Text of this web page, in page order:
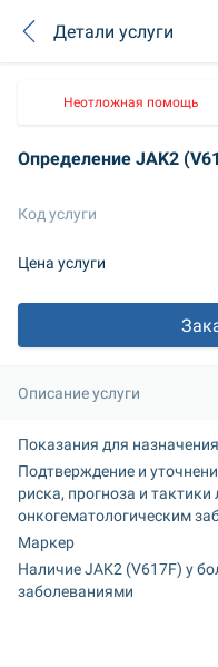
Детали услуги
Неотложная помощь
Определение JAK2
Код услуги
Цена услуги
Описание услуги
Показания для назначения
Подтверждение и
риска, прогноза и
онкогематологическим
Маркер
Наличие JAK2 (V617F) у
заболеваниями